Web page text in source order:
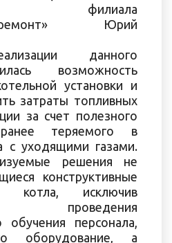
филиала
Юрий
данного
возможность
установки и
затраты топливных
за счет полезного
ранее теряемого в
с уходящими газами.
решения не
конструктивные
котла, исключив
проведения
обучения персонала,
оборудование, а